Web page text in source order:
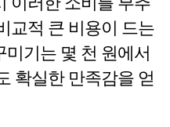
교적 큰 비용이 드는
기는 몇 천 원에서
확실한 만족감을 얻